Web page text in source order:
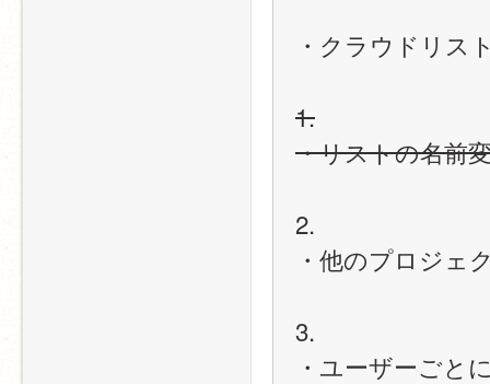
・クラウドリス
1.
・リストの名前
2.
・他のプロジェ
3.
・ユーザーごと